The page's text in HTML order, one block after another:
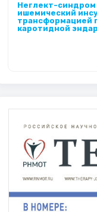
Неглект-синдром
ишемический
трансформацией
каротидной